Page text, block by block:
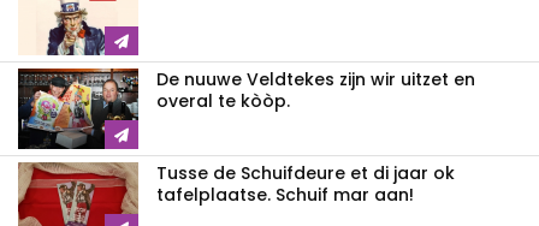
De nuuwe Veldtekes zijn wir uitzet en
overal te kòòp.
Tusse de Schuifdeure et di jaar ok
tafelplaatse. Schuif mar aan!